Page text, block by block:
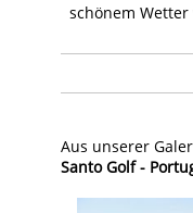
schönem
Aus unserer
Santo Golf -